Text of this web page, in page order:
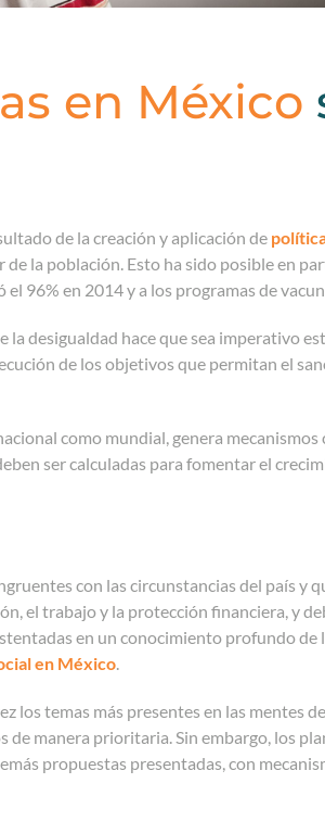
en México
de la creación y aplicación de
la población. Esto ha sido posible en
96% en 2014 y a los programas de
la desigualdad hace que sea imperativo
de los objetivos que permitan el
como mundial, genera
ser calculadas para fomentar el
con las circunstancias del país y
el trabajo y la protección financiera, y
en un conocimiento profundo de
en México.
los temas más presentes en las mentes
de manera prioritaria. Sin embargo, los
propuestas presentadas, con